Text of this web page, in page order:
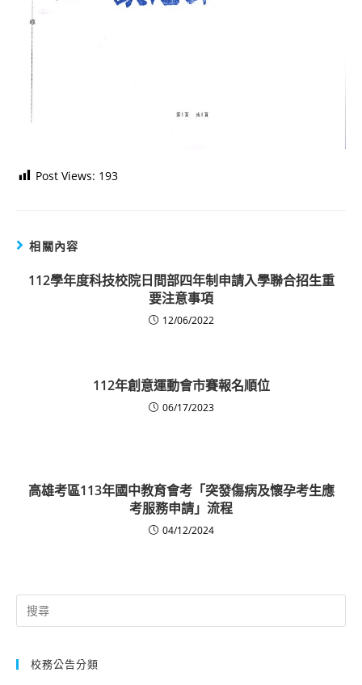
Post Views: 193
相關內容
112學年度科技校院日間部四年制申請入學聯合招生重
要注意事項
12/06/2022
112年創意運動會市賽報名順位
06/17/2023
高雄考區113年國中教育會考「突發傷病及懷孕考生應
考服務申請」流程
04/12/2024
Search
for:
校務公告分類